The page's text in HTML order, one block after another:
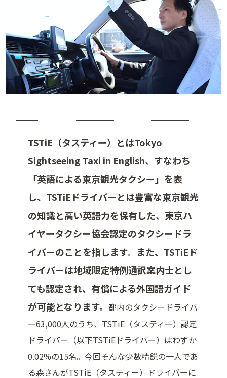
TSTiE（タスティー）とはTokyo
Sightseeing Taxi in English、すなわち
「英語による東京観光タクシー」を表
し、TSTiEドライバーとは豊富な東京観光
の知識と高い英語力を保有した、東京ハ
イヤータクシー協会認定のタクシードラ
イバーのことを指します。また、TSTiEド
ライバーは地域限定特例通訳案内士とし
ても認定され、有償による外国語ガイド
が可能となります。都内のタクシードライバ
ー63,000人のうち、TSTiE（タスティー）認定
ドライバー（以下TSTiEドライバー）はわずか
0.02%の15名。今回そんな少数精鋭の一人であ
る森さんがTSTiE（タスティー）ドライバーに